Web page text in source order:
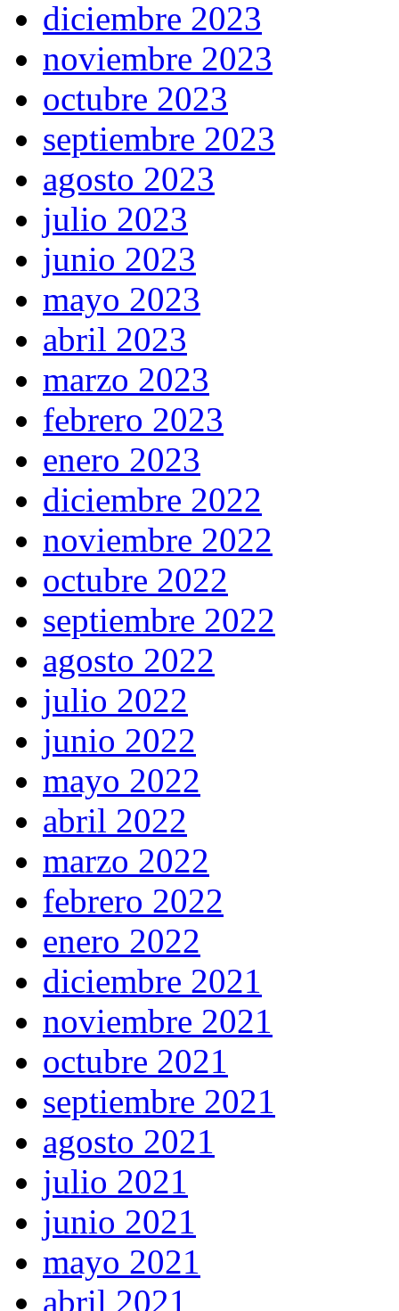
diciembre 2023
noviembre 2023
octubre 2023
septiembre 2023
agosto 2023
julio 2023
junio 2023
mayo 2023
abril 2023
marzo 2023
febrero 2023
enero 2023
diciembre 2022
noviembre 2022
octubre 2022
septiembre 2022
agosto 2022
julio 2022
junio 2022
mayo 2022
abril 2022
marzo 2022
febrero 2022
enero 2022
diciembre 2021
noviembre 2021
octubre 2021
septiembre 2021
agosto 2021
julio 2021
junio 2021
mayo 2021
abril 2021